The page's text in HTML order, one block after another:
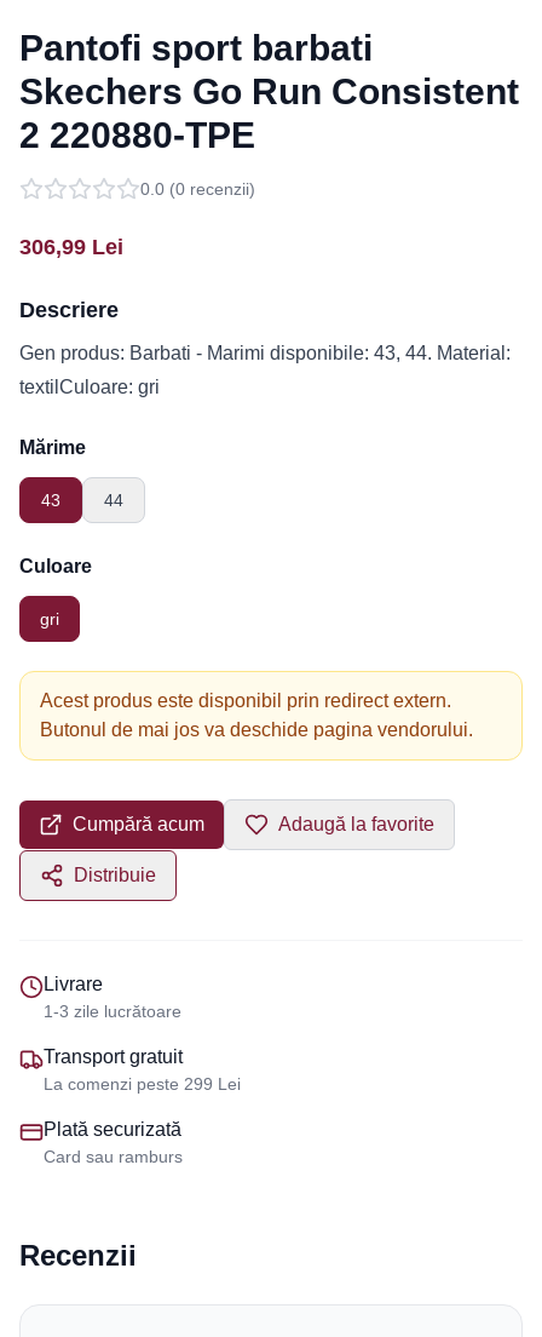
Pantofi sport barbati
Skechers Go Run Consistent
2 220880-TPE
0.0 (0 recenzii)
306,99 Lei
Descriere
Gen produs: Barbati - Marimi disponibile: 43, 44. Material:
textilCuloare: gri
Mărime
43 44
Culoare
gri
Acest produs este disponibil prin redirect extern.
Butonul de mai jos va deschide pagina vendorului.
Cumpără acum Adaugă la favorite
Distribuie
Livrare
1-3 zile lucrătoare
Transport gratuit
La comenzi peste 299 Lei
Plată securizată
Card sau ramburs
Recenzii